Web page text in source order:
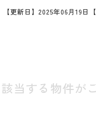
【更新日】2025年06月19日
該当する物件が